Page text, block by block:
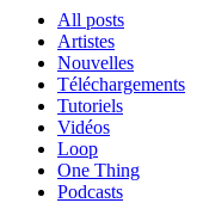
All posts
Artistes
Nouvelles
Téléchargements
Tutoriels
Vidéos
Loop
One Thing
Podcasts